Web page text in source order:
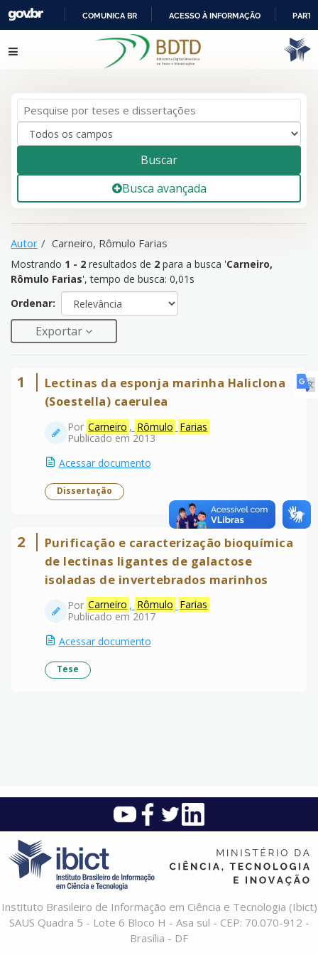
IR
PARA
COMUNICA BR ACESSO À INFORMAÇÃO
resultados de 2para a busca '
Rômulo Farias
Pular para o conteúdo
Buscar
Busca avançada
Autor Carneiro, Rômulo Farias
Mostrando 1 - 2 resultados de 2 para a busca 'Carneiro,
Rômulo Farias', tempo de busca: 0,01s
Ordenar:
Exportar
1
Lectinas da esponja marinha Haliclona
(Soestella) caerulea
Por Carneiro , Rômulo Farias
Publicado em 2013
Acessar documento
Dissertação
2
Purificação e caracterização bioquímica
de lectinas ligantes de galactose
isoladas de invertebrados marinhos
Por Carneiro , Rômulo Farias
Publicado em 2017
Acessar documento
Tese
Instituto Brasileiro de Informação em Ciência e Tecnologia (Ibict)
SAUS Quadra 5 - Lote 6 Bloco H - Asa sul - CEP: 70.070-912 -
Brasília - DF